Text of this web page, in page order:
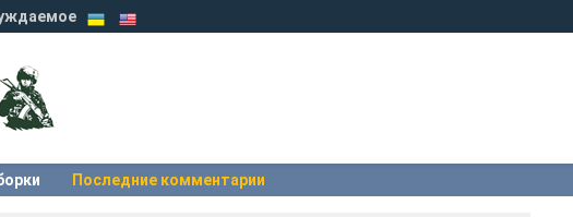
Последние комментарии